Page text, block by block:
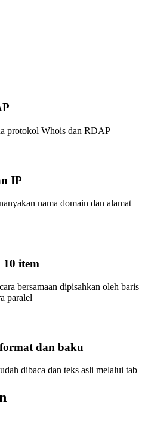
protokol Whois dan RDAP
IP
nama domain dan alamat
item
bersamaan dipisahkan oleh baris
paralel
dan baku
dibaca dan teks asli melalui tab